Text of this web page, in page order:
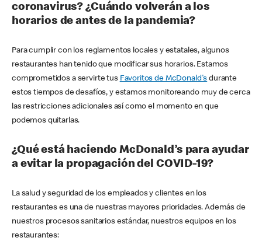
coronavirus? ¿Cuándo volverán a los
horarios de antes de la pandemia?
Para cumplir con los reglamentos locales y estatales, algunos
restaurantes han tenido que modificar sus horarios. Estamos
comprometidos a servirte tus Favoritos de McDonald's durante
estos tiempos de desafíos, y estamos monitoreando muy de cerca
las restricciones adicionales así como el momento en que
podemos quitarlas.
¿Qué está haciendo McDonald’s para ayudar
a evitar la propagación del COVID-19?
La salud y seguridad de los empleados y clientes en los
restaurantes es una de nuestras mayores prioridades. Además de
nuestros procesos sanitarios estándar, nuestros equipos en los
restaurantes: